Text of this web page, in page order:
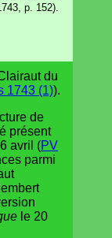
p. 152).
du
1743 (1)).
de
présent
avril (PV
parmi
le 20